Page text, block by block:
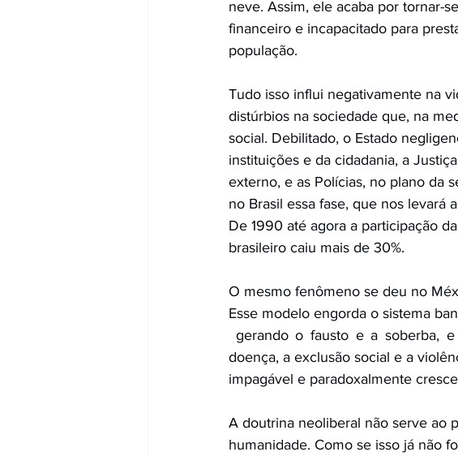
neve. Assim, ele acaba por tornar-
financeiro e incapacitado para
população.
Tudo isso influi negativamente na
distúrbios na sociedade que, na
social. Debilitado, o Estado
instituições e da cidadania, a
externo, e as Polícias, no plano da
no Brasil essa fase, que nos levará
De 1990 até agora a participação
brasileiro caiu mais de 30%.
O mesmo fenômeno se deu no
Esse modelo engorda o sistema
doença, a exclusão social e a
impagável e paradoxalmente
A doutrina neoliberal não serve ao
humanidade. Como se isso já não